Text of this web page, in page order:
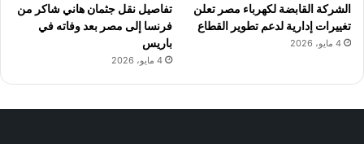
الشركة القابضة لكهرباء مصر تعلن
تغييرات إدارية لدعم تطوير القطاع
4 مايو، 2026
تفاصيل نقل جثمان هاني شاكر من
فرنسا إلى مصر بعد وفاته في
باريس
4 مايو، 2026